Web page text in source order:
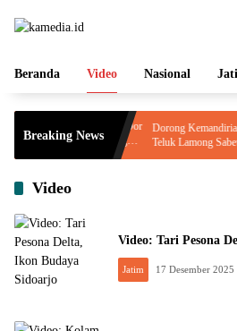
Beranda Video Nasional
Breaking News
Pramuka
Kobarkan
Dorong Kemandirian
Teluk Lamong Sabet
Video
Video: Tari Pesona
Jatim 17 Desember 2025